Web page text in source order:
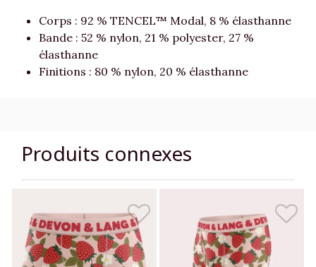
Corps : 92 % TENCEL™ Modal, 8 % élasthanne
Bande : 52 % nylon, 21 % polyester, 27 %
élasthanne
Finitions : 80 % nylon, 20 % élasthanne
Produits connexes